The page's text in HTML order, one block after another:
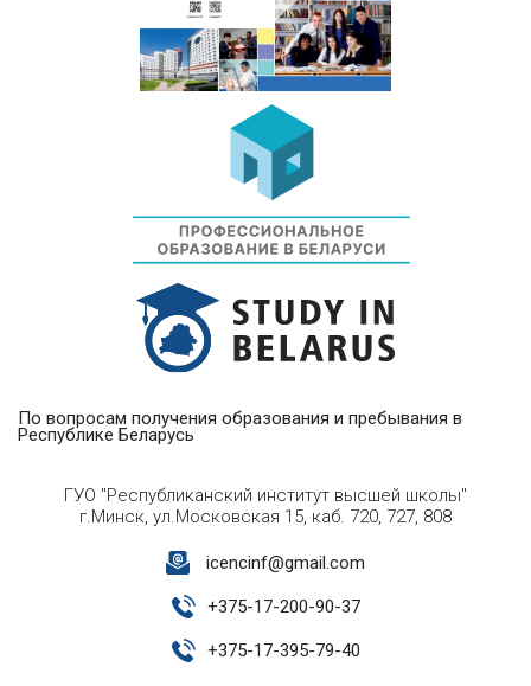
По вопросам получения образования и пребывания в
Республике Беларусь
ГУО "Республиканский институт высшей школы"
г.Минск, ул.Московская 15, каб. 720, 727, 808
icencinf@gmail.com
+375-17-200-90-37
+375-17-395-79-40